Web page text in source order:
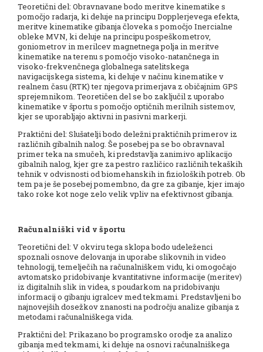
Teoretični del: Obravnavane bodo meritve kinematike s
pomočjo radarja, ki deluje na principu Dopplerjevega efekta,
meritve kinematike gibanja človeka s pomočjo Inercialne
obleke MVN, ki deluje na principu pospeškometrov,
goniometrov in merilcev magnetnega polja in meritve
kinematike na terenu s pomočjo visoko-natančnega in
visoko-frekvenčnega globalnega satelitskega
navigacijskega sistema, ki deluje v načinu kinematike v
realnem času (RTK) ter njegova primerjava z običajnim GPS
sprejemnikom. Teoretičen del se bo zaključil z uporabo
kinematike v športu s pomočjo optičnih merilnih sistemov,
kjer se uporabljajo aktivni in pasivni markerji.
Praktični del: Slušatelji bodo deležni praktičnih primerov iz
različnih gibalnih nalog. Še posebej pa se bo obravnaval
primer teka na smučeh, ki predstavlja zanimivo aplikacijo
gibalnih nalog, kjer gre za pestro različico različnih tekaških
tehnik v odvisnosti od biomehanskih in fizioloških potreb. Ob
tem pa je še posebej pomembno, da gre za gibanje, kjer imajo
tako roke kot noge zelo velik vpliv na efektivnost gibanja.
Računalniški vid v športu
Teoretični del: V okviru tega sklopa bodo udeleženci
spoznali osnove delovanja in uporabe slikovnih in video
tehnologij, temelječih na računalniškem vidu, ki omogočajo
avtomatsko pridobivanje kvantitativne informacije (meritev)
iz digitalnih slik in videa, s poudarkom na pridobivanju
informacij o gibanju igralcev med tekmami. Predstavljeni bo
najnovejših dosežkov znanosti na področju analize gibanja z
metodami računalniškega vida.
Praktični del: Prikazano bo programsko orodje za analizo
gibanja med tekmami, ki deluje na osnovi računalniškega